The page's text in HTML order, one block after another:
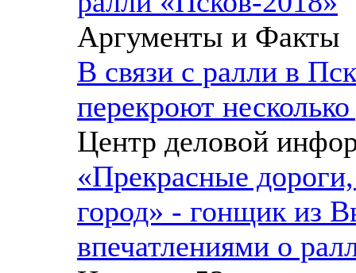
Аргументы и Факты
В связи с ралли в
перекроют
Центр деловой
«Прекрасные
город» - гонщик из
впечатлениями о